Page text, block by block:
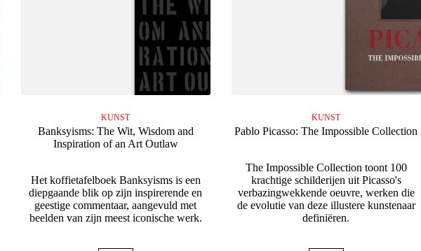
KUNST
Banksyisms: The Wit, Wisdom and
Inspiration of an Art Outlaw
Het koffietafelboek Banksyisms is een
diepgaande blik op zijn inspirerende en
geestige commentaar, aangevuld met
beelden van zijn meest iconische werk.
KUNST
Pablo Picasso: The Impossible Collection
The Impossible Collection toont 100
krachtige schilderijen uit Picasso's
verbazingwekkende oeuvre, werken die
de evolutie van deze illustere kunstenaar
definiëren.